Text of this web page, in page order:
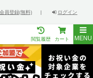
会員登録(無料) | ログイン
閲覧履歴 カート MENU